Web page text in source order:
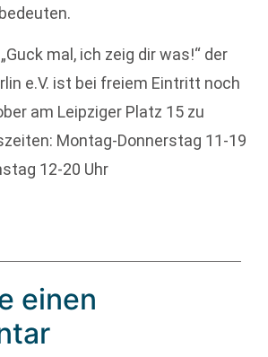
mal, ich zeig dir was!“ der
e.V. ist bei freiem Eintritt noch
am Leipziger Platz 15 zu
Montag-Donnerstag 11-19
12-20 Uhr
einen